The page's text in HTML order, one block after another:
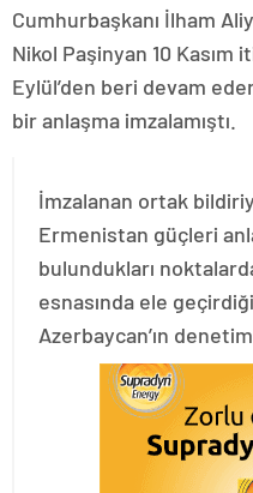
Cumhurbaşkanı İlham
Nikol Paşinyan 10 Kasım
Eylül’den beri devam
bir anlaşma imzalamıştı.
İmzalanan ortak
Ermenistan güçleri
bulundukları
esnasında ele
Azerbaycan’ın